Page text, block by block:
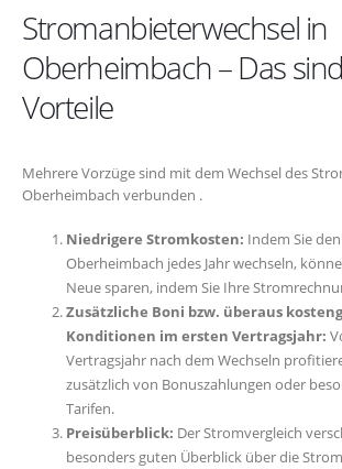
Stromanbieterwechsel in
Oberheimbach – Das
Vorteile
Mehrere Vorzüge sind mit dem Wechsel des
Oberheimbach verbunden .
Niedrigere Stromkosten: Indem Sie
Oberheimbach jedes Jahr wechseln,
Neue sparen, indem Sie Ihre
Zusätzliche Boni bzw. überaus
Konditionen im ersten Vertragsjahr:
Vertragsjahr nach dem Wechseln
zusätzlich von Bonuszahlungen oder
Tarifen.
Preisüberblick: Der Stromvergleich
besonders guten Überblick über die